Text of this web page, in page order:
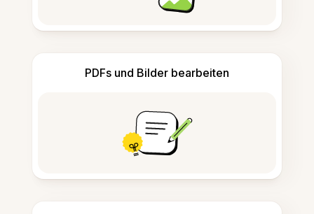
PDFs und Bilder bearbeiten